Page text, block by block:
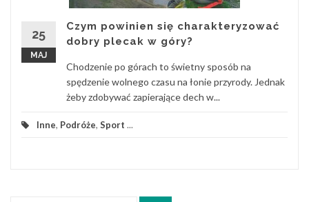
25
MAJ
Czym powinien się charakteryzować
dobry plecak w góry?
Chodzenie po górach to świetny sposób na
spędzenie wolnego czasu na łonie przyrody. Jednak
żeby zdobywać zapierające dech w...
Inne, Podróże, Sport ...